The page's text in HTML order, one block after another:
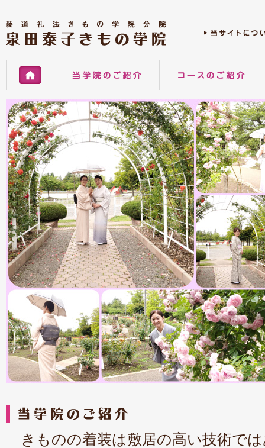
きものの着装は敷居の高い技術で